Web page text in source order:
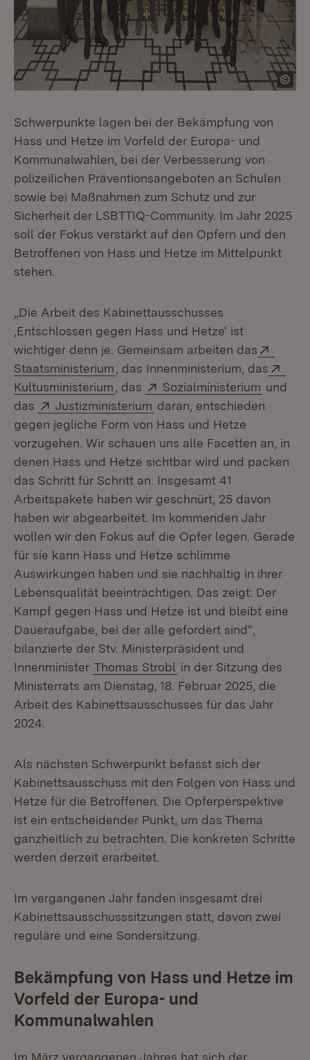
Schwerpunkte lagen bei der Bekämpfung von
Hass und Hetze im Vorfeld der Europa- und
Kommunalwahlen, bei der Verbesserung von
polizeilichen Präventionsangeboten an Schulen
sowie bei Maßnahmen zum Schutz und zur
Sicherheit der LSBTTIQ-Community. Im Jahr 2025
soll der Fokus verstärkt auf den Opfern und den
Betroffenen von Hass und Hetze im Mittelpunkt
stehen.
„Die Arbeit des Kabinettausschusses
‚Entschlossen gegen Hass und Hetze‘ ist
wichtiger denn je. Gemeinsam arbeiten das
Staatsministerium (Öffnet in neuem Fenster)
, das Innenministerium, das
Kultusministerium (Öffnet in neuem Fenster)
, das Extern:
Sozialministerium (Öffnet
und
das
Extern:
Justizministerium (Öffnet in neuem Fenster)
daran, entschieden
gegen jegliche Form von Hass und Hetze
vorzugehen. Wir schauen uns alle Facetten an, in
denen Hass und Hetze sichtbar wird und packen
das Schritt für Schritt an. Insgesamt 41
Arbeitspakete haben wir geschnürt, 25 davon
haben wir abgearbeitet. Im kommenden Jahr
wollen wir den Fokus auf die Opfer legen. Gerade
für sie kann Hass und Hetze schlimme
Auswirkungen haben und sie nachhaltig in ihrer
Lebensqualität beeinträchtigen. Das zeigt: Der
Kampf gegen Hass und Hetze ist und bleibt eine
Daueraufgabe, bei der alle gefordert sind“,
bilanzierte der Stv. Ministerpräsident und
Innenminister Thomas Strobl in der Sitzung des
Ministerrats am Dienstag, 18. Februar 2025, die
Arbeit des Kabinettsausschusses für das Jahr
2024.
Als nächsten Schwerpunkt befasst sich der
Kabinettsausschuss mit den Folgen von Hass und
Hetze für die Betroffenen. Die Opferperspektive
ist ein entscheidender Punkt, um das Thema
ganzheitlich zu betrachten. Die konkreten Schritte
werden derzeit erarbeitet.
Im vergangenen Jahr fanden insgesamt drei
Kabinettsausschusssitzungen statt, davon zwei
reguläre und eine Sondersitzung.
Bekämpfung von Hass und Hetze im
Vorfeld der Europa- und
Kommunalwahlen
Im März vergangenen Jahres hat sich der